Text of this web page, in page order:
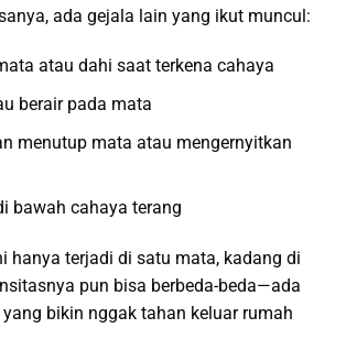
ada gejala lain yang ikut muncul:
atau dahi saat terkena cahaya
berair pada mata
menutup mata atau mengernyitkan
bawah cahaya terang
hanya terjadi di satu mata, kadang di
pun bisa berbeda-beda—ada
bikin nggak tahan keluar rumah